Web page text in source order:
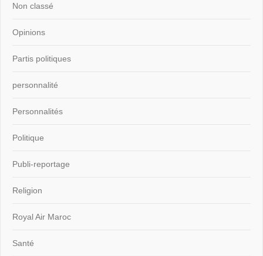
Non classé
Opinions
Partis politiques
personnalité
Personnalités
Politique
Publi-reportage
Religion
Royal Air Maroc
Santé